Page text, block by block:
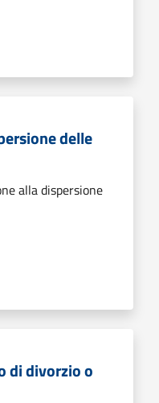
delle
alla dispersione
di divorzio o